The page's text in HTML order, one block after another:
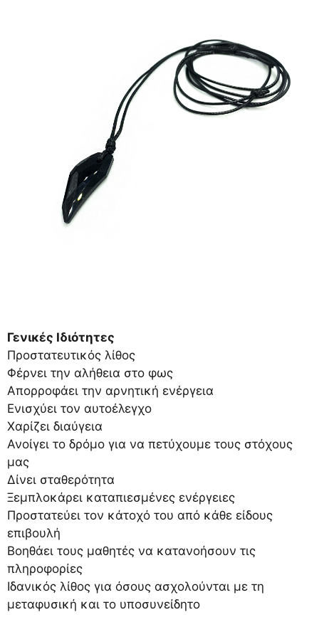
Γενικές Ιδιότητες
Προστατευτικός λίθος
Φέρνει την αλήθεια στο φως
Απορροφάει την αρνητική ενέργεια
Ενισχύει τον αυτοέλεγχο
Χαρίζει διαύγεια
Ανοίγει το δρόμο για να πετύχουμε τους στόχους
μας
Δίνει σταθερότητα
Ξεμπλοκάρει καταπιεσμένες ενέργειες
Προστατεύει τον κάτοχό του από κάθε είδους
επιβουλή
Βοηθάει τους μαθητές να κατανοήσουν τις
πληροφορίες
Ιδανικός λίθος για όσους ασχολούνται με τη
μεταφυσική και το υποσυνείδητο